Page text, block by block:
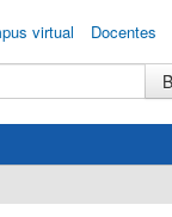
virtual Docentes